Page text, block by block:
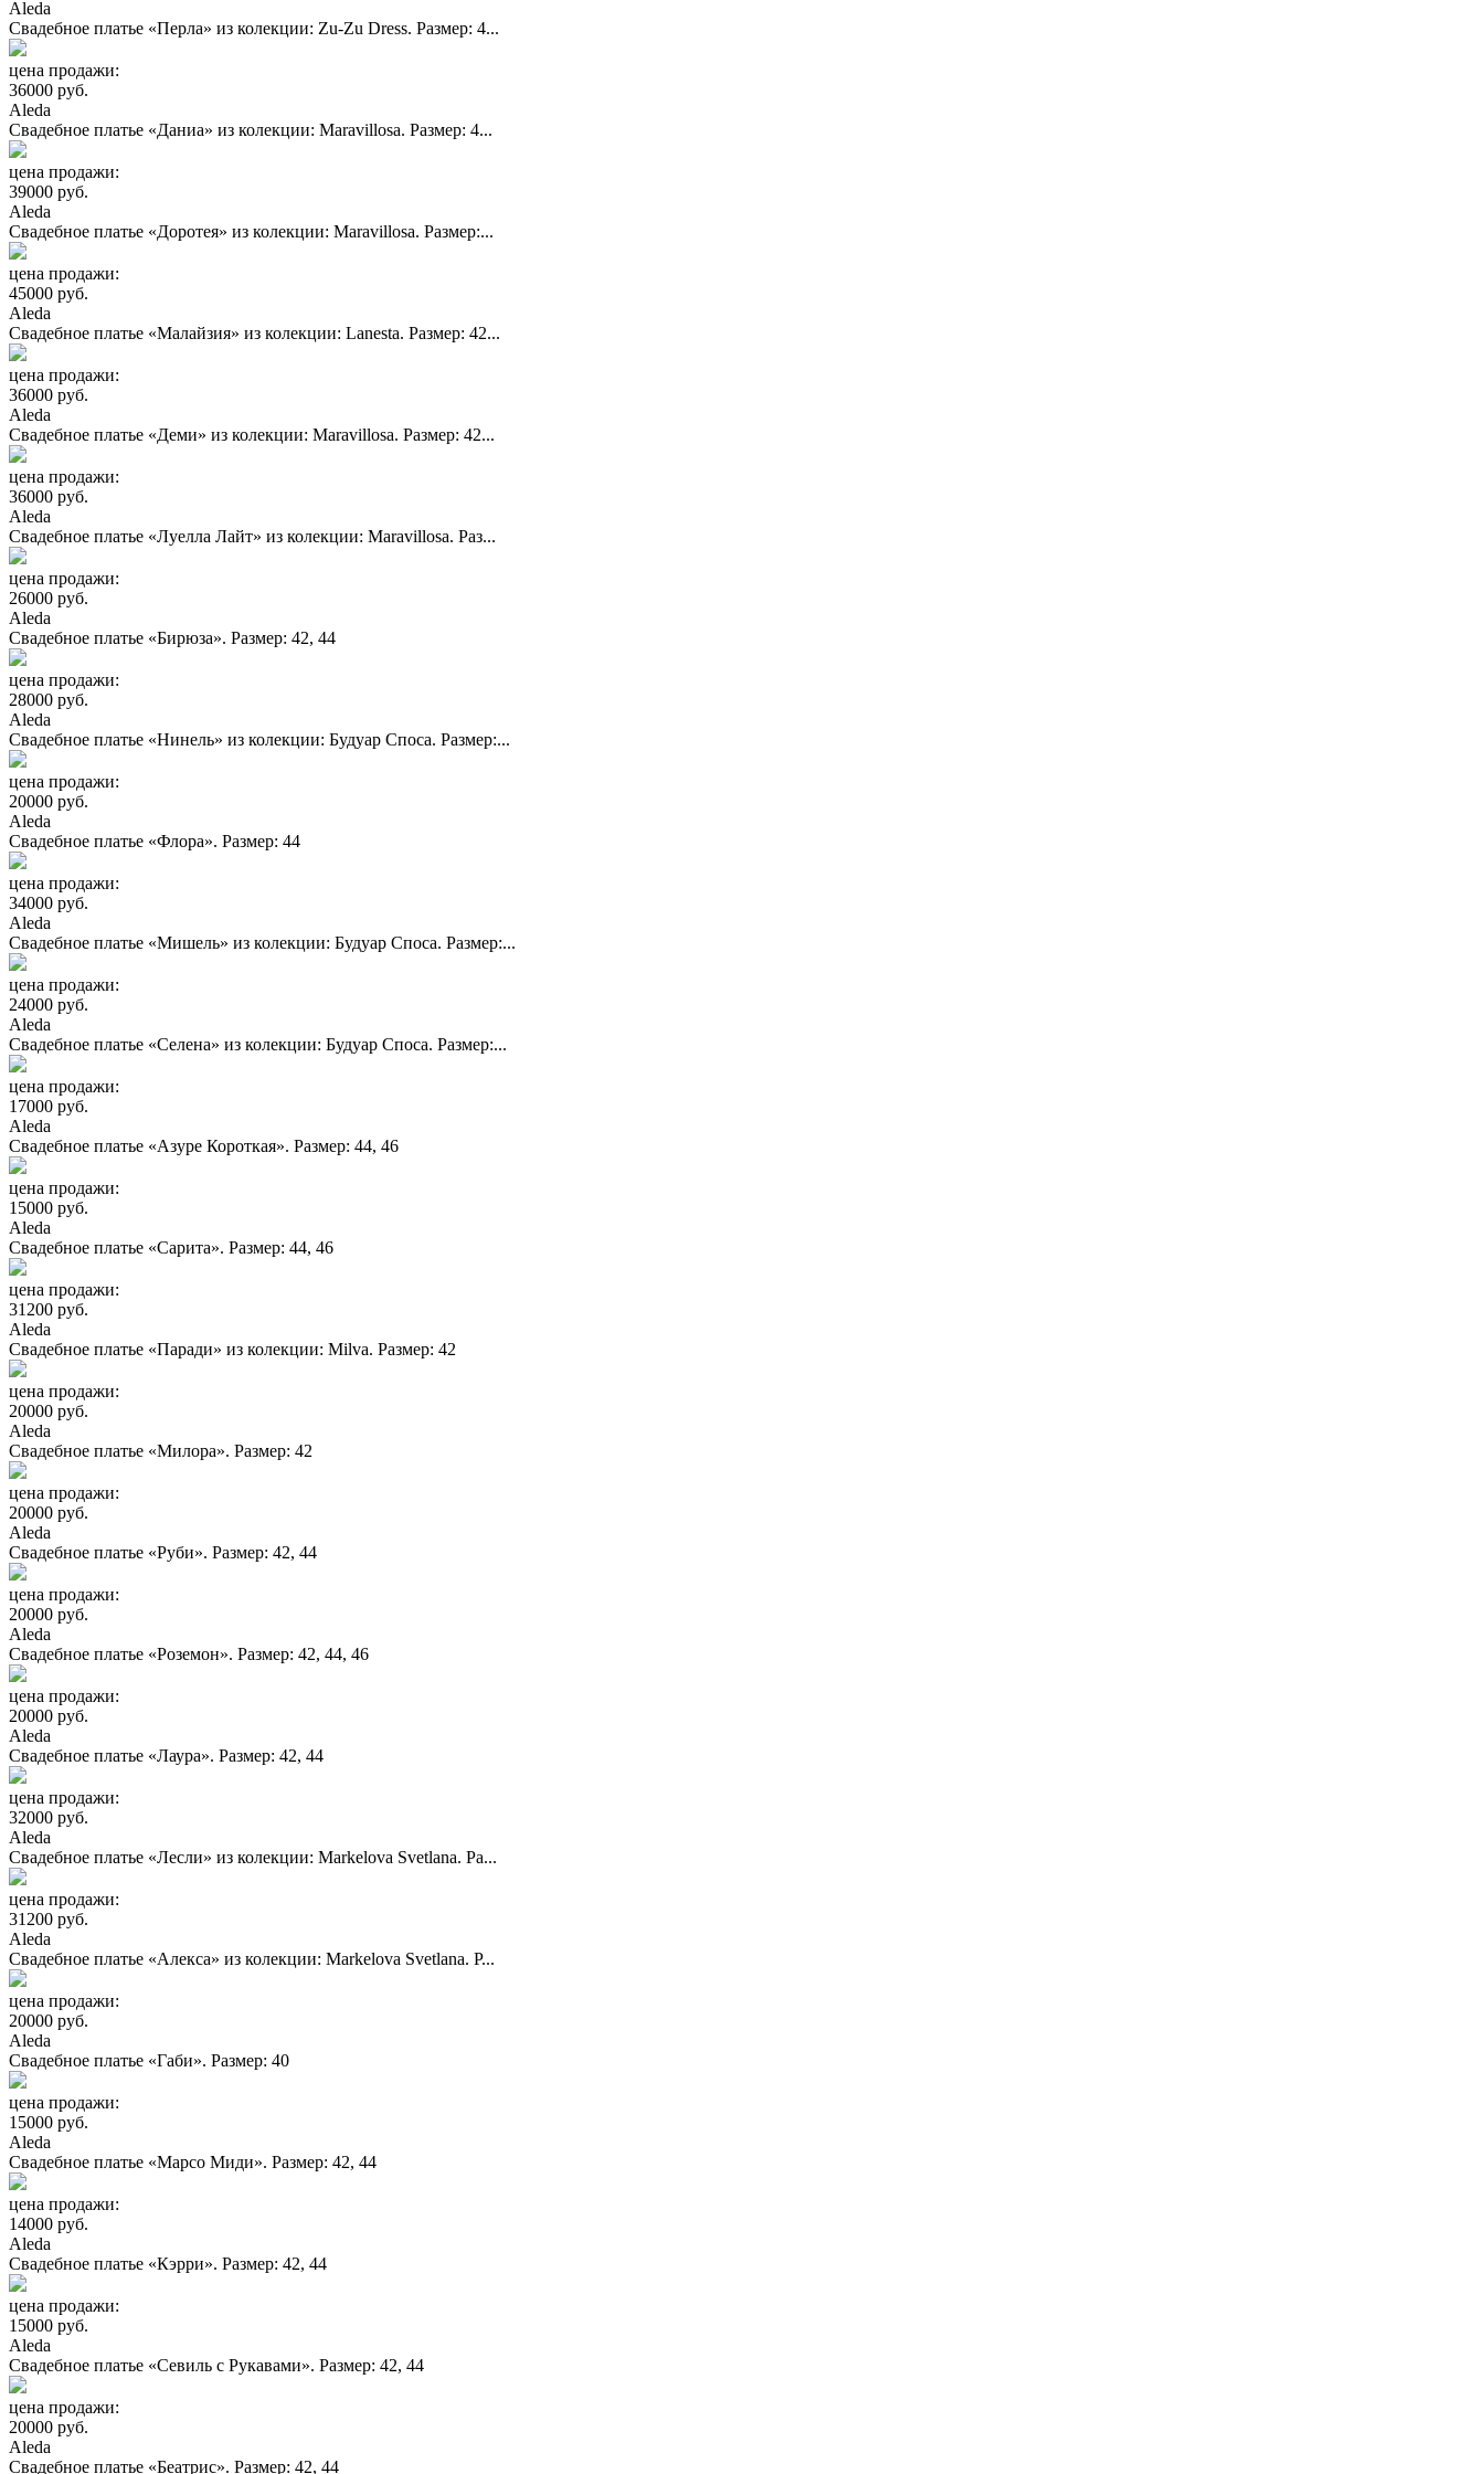
Aleda
Свадебное платье «Перла» из колекции: Zu-Zu Dress. Размер: 4...
цена продажи:
36000 руб.
Aleda
Свадебное платье «Даниа» из колекции: Maravillosa. Размер: 4...
цена продажи:
39000 руб.
Aleda
Свадебное платье «Доротея» из колекции: Maravillosa. Размер:...
цена продажи:
45000 руб.
Aleda
Свадебное платье «Малайзия» из колекции: Lanesta. Размер: 42...
цена продажи:
36000 руб.
Aleda
Свадебное платье «Деми» из колекции: Maravillosa. Размер: 42...
цена продажи:
36000 руб.
Aleda
Свадебное платье «Луелла Лайт» из колекции: Maravillosa. Раз...
цена продажи:
26000 руб.
Aleda
Свадебное платье «Бирюза». Размер: 42, 44
цена продажи:
28000 руб.
Aleda
Свадебное платье «Нинель» из колекции: Будуар Споса. Размер:...
цена продажи:
20000 руб.
Aleda
Свадебное платье «Флора». Размер: 44
цена продажи:
34000 руб.
Aleda
Свадебное платье «Мишель» из колекции: Будуар Споса. Размер:...
цена продажи:
24000 руб.
Aleda
Свадебное платье «Селена» из колекции: Будуар Споса. Размер:...
цена продажи:
17000 руб.
Aleda
Свадебное платье «Азуре Короткая». Размер: 44, 46
цена продажи:
15000 руб.
Aleda
Свадебное платье «Сарита». Размер: 44, 46
цена продажи:
31200 руб.
Aleda
Свадебное платье «Паради» из колекции: Milva. Размер: 42
цена продажи:
20000 руб.
Aleda
Свадебное платье «Милора». Размер: 42
цена продажи:
20000 руб.
Aleda
Свадебное платье «Руби». Размер: 42, 44
цена продажи:
20000 руб.
Aleda
Свадебное платье «Роземон». Размер: 42, 44, 46
цена продажи:
20000 руб.
Aleda
Свадебное платье «Лаура». Размер: 42, 44
цена продажи:
32000 руб.
Aleda
Свадебное платье «Лесли» из колекции: Markelova Svetlana. Ра...
цена продажи:
31200 руб.
Aleda
Свадебное платье «Алекса» из колекции: Markelova Svetlana. Р...
цена продажи:
20000 руб.
Aleda
Свадебное платье «Габи». Размер: 40
цена продажи:
15000 руб.
Aleda
Свадебное платье «Марсо Миди». Размер: 42, 44
цена продажи:
14000 руб.
Aleda
Свадебное платье «Кэрри». Размер: 42, 44
цена продажи:
15000 руб.
Aleda
Свадебное платье «Севиль с Рукавами». Размер: 42, 44
цена продажи:
20000 руб.
Aleda
Свадебное платье «Беатрис». Размер: 42, 44